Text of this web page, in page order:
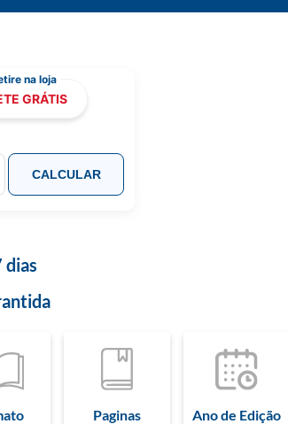
GRÁTIS
CALCULAR
dias
Paginas Ano de Edição